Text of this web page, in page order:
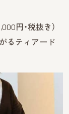
円・税抜き）
るティアード